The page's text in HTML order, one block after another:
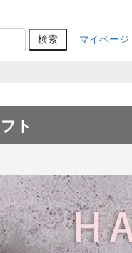
マイページ
ト